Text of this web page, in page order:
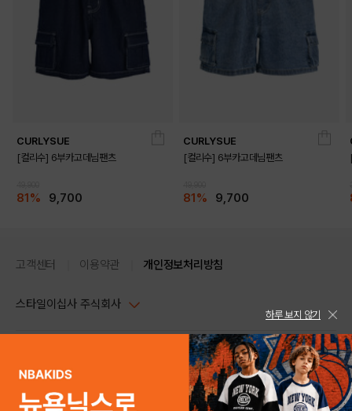
CURLYSUE
[컬리수] 6부카고데님팬츠
81% 9,700
CURLYSUE
[컬리수] 6부카고데님팬츠
81% 9,700
고객센터 이용약관 개인정보처리방침
스타일이십사 주식회사
주소 : 서울시 강남구 논현로 633, 6층 (논현동, 한세엠케이빌딩)
사업자등록번호 : 116-81-32499
통신판매업신고번호 : 제 2024-서울강남-04239
스타일24 고객센터 1544-5336
평일 09:00~ 18:00 (토/일/공휴일 휴무)
help Email : help@style24.com
하루 보지 않기